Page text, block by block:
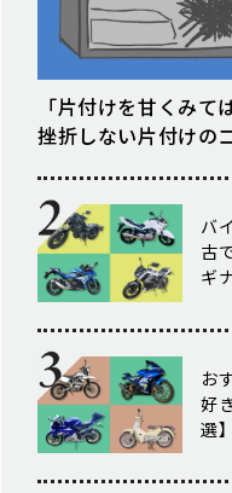
「片付けを甘くみて
挫折しない片付けの
バ
古
ギ
お
好
選】